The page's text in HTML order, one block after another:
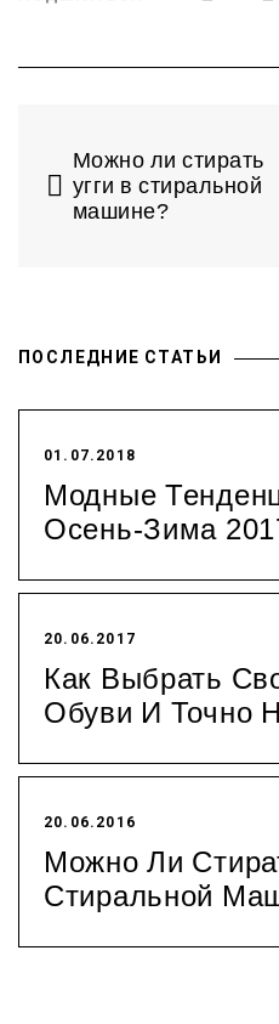
Можно ли стирать
угги в стиральной
машине?
ПОСЛЕДНИЕ СТАТЬИ
01.07.2018
Модные
Осень-Зима
20.06.2017
Как Выбрать
Обуви И Точно
20.06.2016
Можно Ли
Стиральной